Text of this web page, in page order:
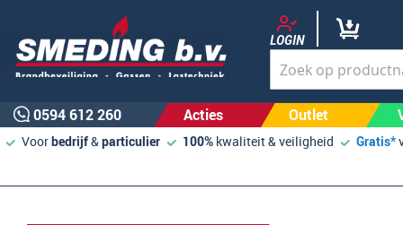
LOGIN
0594 612 260 Acties Outlet
Voorbedrijf&particulier 100% kwaliteit & veiligheid Gratis*